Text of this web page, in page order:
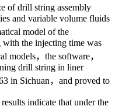
of drill string assembly
and variable volume fluids
model of the
the injecting time was
models，the software，
drill string in liner
in Sichuan，and proved to
indicate that under the